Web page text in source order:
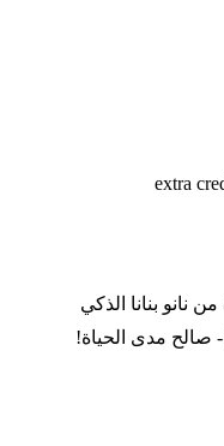
- صالح مدى الحياة!